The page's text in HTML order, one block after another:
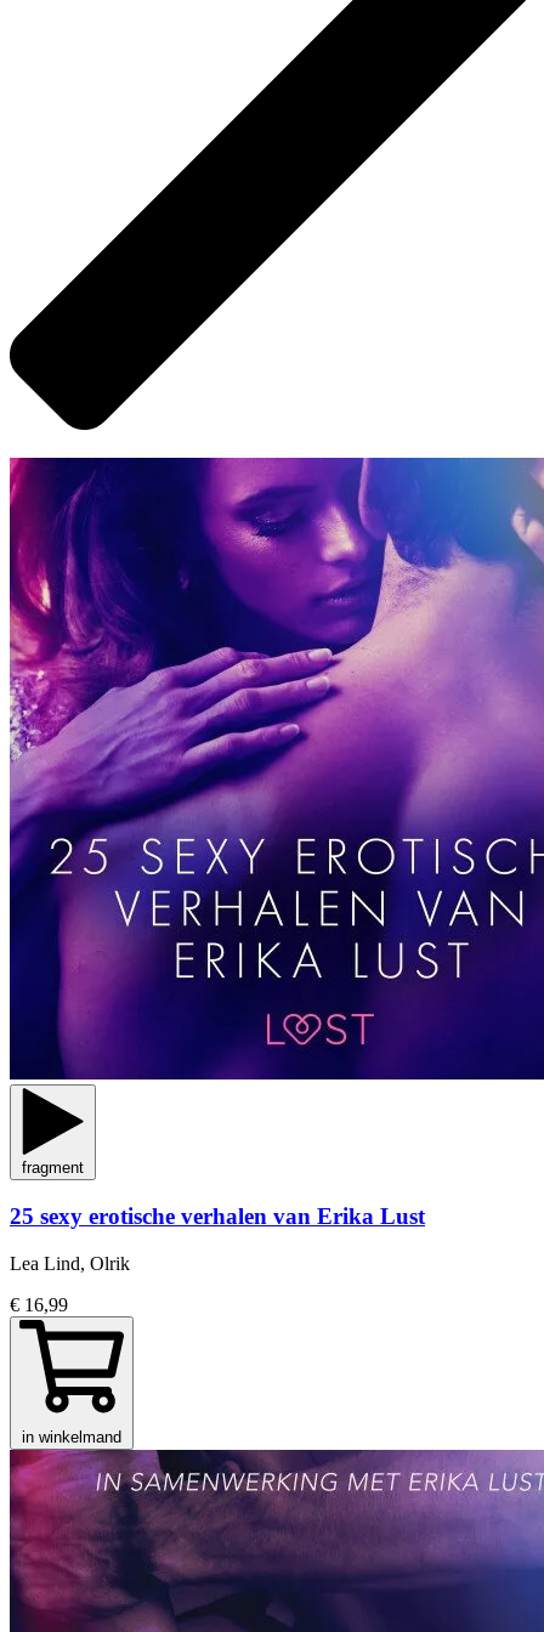
fragment
25 sexy erotische verhalen van Erika Lust
Lea Lind, Olrik
€ 16,99
in winkelmand